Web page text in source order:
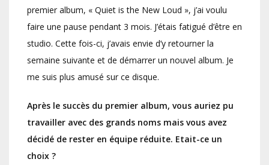
premier album, « Quiet is the New Loud », j’ai voulu
faire une pause pendant 3 mois. J’étais fatigué d’être en
studio. Cette fois-ci, j’avais envie d’y retourner la
semaine suivante et de démarrer un nouvel album. Je
me suis plus amusé sur ce disque.
Après le succès du premier album, vous auriez pu
travailler avec des grands noms mais vous avez
décidé de rester en équipe réduite. Etait-ce un
choix ?